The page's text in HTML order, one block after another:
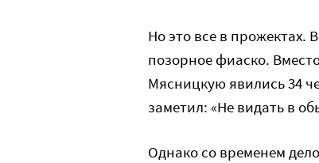
Но это все в прожектах.
позорное фиаско.
Мясницкую явились 34
заметил: «Не видать в
Однако со временем